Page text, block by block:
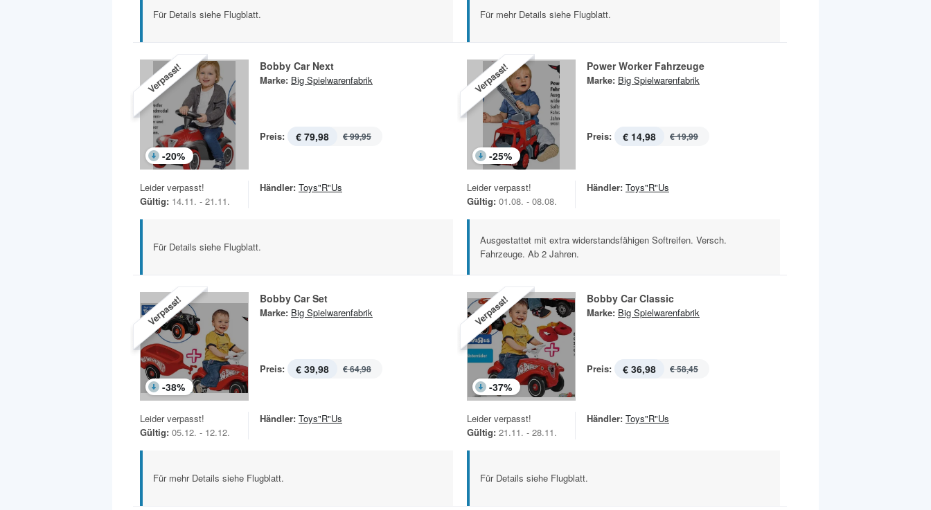
Für Details siehe Flugblatt. Für mehr Details siehe Flugblatt.
Verpasst!
-20%
Bobby Car Next
Marke: Big Spielwarenfabrik
Preis: € 79,98 € 99,95
Leider verpasst!
Gültig: 14.11. - 21.11.
Händler: Toys"R"Us
Für Details siehe Flugblatt.
Verpasst!
-25%
Power Worker Fahrzeuge
Marke: Big Spielwarenfabrik
Preis: € 14,98 € 19,99
Leider verpasst!
Gültig: 01.08. - 08.08.
Händler: Toys"R"Us
Ausgestattet mit extra widerstandsfähigen Softreifen. Versch.
Fahrzeuge. Ab 2 Jahren.
Verpasst!
-38%
Bobby Car Set
Marke: Big Spielwarenfabrik
Preis: € 39,98 € 64,98
Leider verpasst!
Gültig: 05.12. - 12.12.
Händler: Toys"R"Us
Für mehr Details siehe Flugblatt.
Verpasst!
-37%
Bobby Car Classic
Marke: Big Spielwarenfabrik
Preis: € 36,98 € 58,45
Leider verpasst!
Gültig: 21.11. - 28.11.
Händler: Toys"R"Us
Für Details siehe Flugblatt.